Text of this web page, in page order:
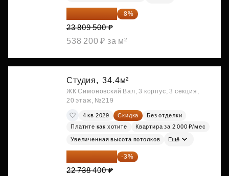
21 904 740 ₽ -8%
23 809 500 ₽
538 200 ₽ за м²
Студия, 34.4м²
ЖК Симоновский Вал, 3 корпус, 3 секция,
20 этаж, №219
4 кв 2029 Скидка
Без отделки
Платите как хотите
Квартира за 2 000 ₽/мес
Увеличенная высота потолков Ещё
22 056 248 ₽ -3%
22 738 400 ₽